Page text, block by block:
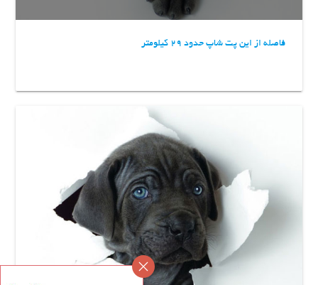
فاصله از این پت شاپ حدود 29 کیلومتر